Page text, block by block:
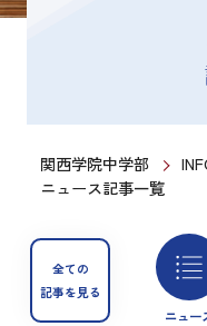
関西学院中学部
ニュース記事一覧
全ての
記事を見る
ニュー